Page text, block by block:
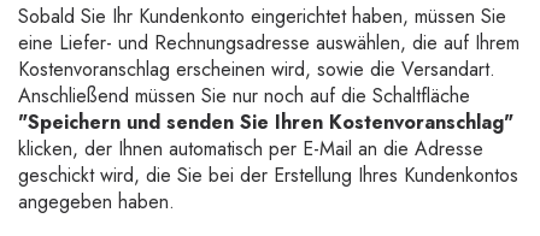
Sobald Sie Ihr Kundenkonto eingerichtet haben, müssen Sie
eine Liefer- und Rechnungsadresse auswählen, die auf Ihrem
Kostenvoranschlag erscheinen wird, sowie die Versandart.
Anschließend müssen Sie nur noch auf die Schaltfläche
"Speichern und senden Sie Ihren Kostenvoranschlag"
klicken, der Ihnen automatisch per E-Mail an die Adresse
geschickt wird, die Sie bei der Erstellung Ihres Kundenkontos
angegeben haben.